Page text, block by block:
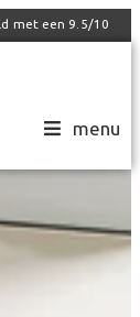
met een9.5/10
menu